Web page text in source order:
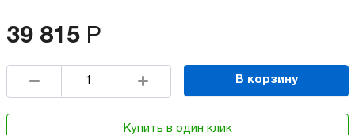
39 815 Р
В корзину
Купить в один клик